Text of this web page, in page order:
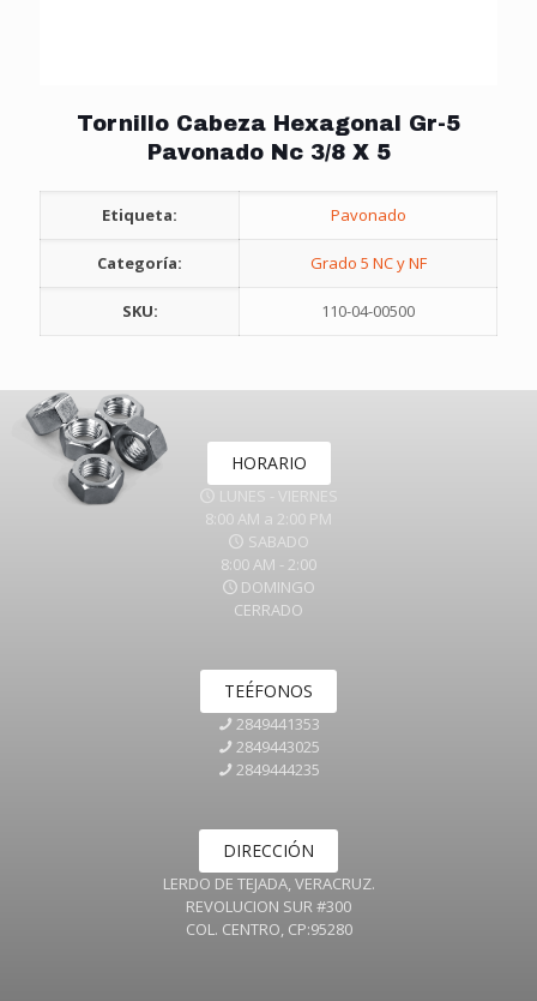
Tornillo Cabeza Hexagonal Gr-5
Pavonado Nc 3/8 X 5
Etiqueta: Pavonado
Categoría: Grado 5 NC y NF
SKU: 110-04-00500
HORARIO
LUNES - VIERNES
8:00 AM a 2:00 PM
SABADO
8:00 AM - 2:00
DOMINGO
CERRADO
TEÉFONOS
2849441353
2849443025
2849444235
DIRECCIÓN
LERDO DE TEJADA, VERACRUZ.
REVOLUCION SUR #300
COL. CENTRO, CP:95280